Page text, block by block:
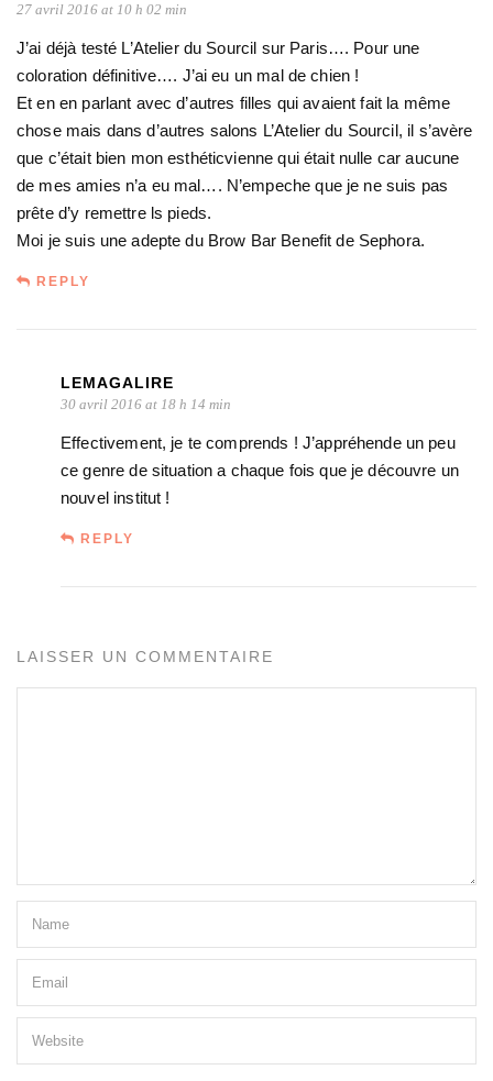
27 avril 2016 at 10 h 02 min
J’ai déjà testé L’Atelier du Sourcil sur Paris…. Pour une
coloration définitive…. J’ai eu un mal de chien !
Et en en parlant avec d’autres filles qui avaient fait la même
chose mais dans d’autres salons L’Atelier du Sourcil, il s’avère
que c’était bien mon esthéticvienne qui était nulle car aucune
de mes amies n’a eu mal…. N’empeche que je ne suis pas
prête d’y remettre ls pieds.
Moi je suis une adepte du Brow Bar Benefit de Sephora.
REPLY
LEMAGALIRE
30 avril 2016 at 18 h 14 min
Effectivement, je te comprends ! J’appréhende un peu
ce genre de situation a chaque fois que je découvre un
nouvel institut !
REPLY
LAISSER UN COMMENTAIRE